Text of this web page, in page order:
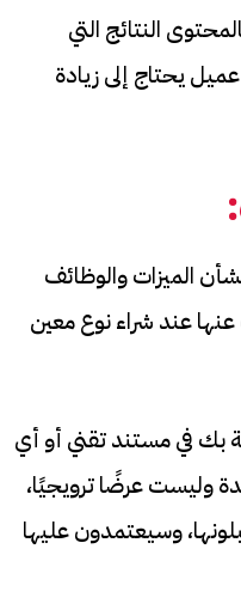
النتائج التي
يحتاج إلى زيادة
الميزات والوظائف
عند شراء نوع معين
بك في مستند تقني أو أي
وليست عرضًا ترويجيًا،
وسيعتمدون عليها